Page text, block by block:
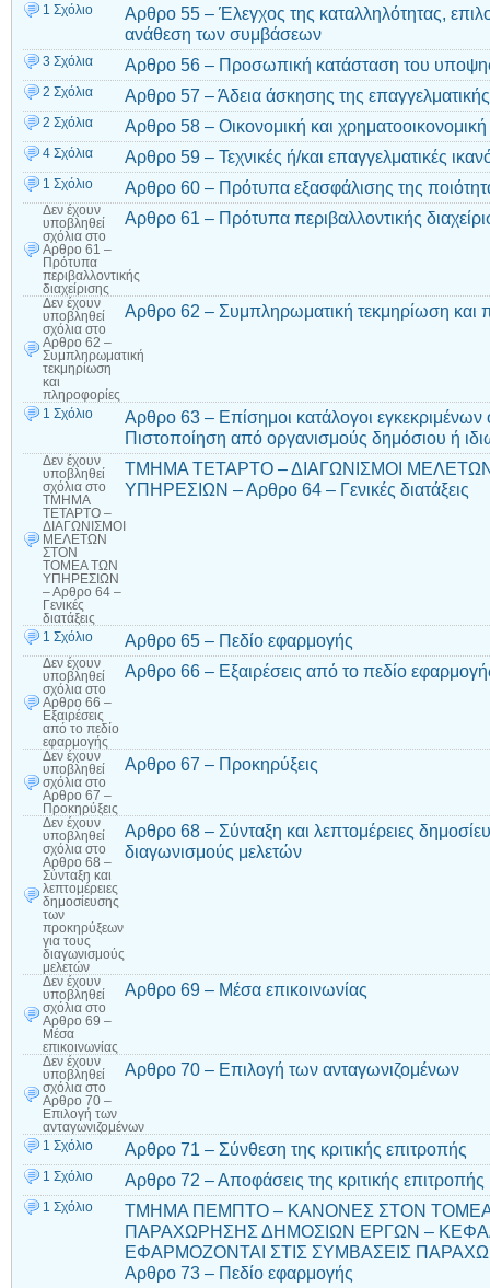
1 Σχόλιο
Αρθρο 55 – Έλεγχος της καταλληλότητας,
ανάθεση των συμβάσεων
3 Σχόλια Αρθρο 56 – Προσωπική κατάσταση του
2 Σχόλια Αρθρο 57 – Άδεια άσκησης της
2 Σχόλια Αρθρο 58 – Οικονομική και
4 Σχόλια Αρθρο 59 – Τεχνικές ή/και επαγγελματικές
1 Σχόλιο Αρθρο 60 – Πρότυπα εξασφάλισης της
Δεν έχουν
υποβληθεί
σχόλια στο
Αρθρο 61 –
Πρότυπα
περιβαλλοντικής
διαχείρισης
Αρθρο 61 – Πρότυπα περιβαλλοντικής
Δεν έχουν
υποβληθεί
σχόλια στο
Αρθρο 62 –
Συμπληρωματική
τεκμηρίωση
και
πληροφορίες
Αρθρο 62 – Συμπληρωματική τεκμηρίωση και
1 Σχόλιο
Αρθρο 63 – Επίσημοι κατάλογοι
Πιστοποίηση από οργανισμούς δημόσιου ή
Δεν έχουν
υποβληθεί
σχόλια στο
ΤΜΗΜΑ
ΤΕΤΑΡΤΟ –
ΔΙΑΓΩΝΙΣΜΟΙ
ΜΕΛΕΤΩΝ
ΣΤΟΝ
ΤΟΜΕΑ ΤΩΝ
ΥΠΗΡΕΣΙΩΝ
– Αρθρο 64 –
Γενικές
διατάξεις
ΤΜΗΜΑ ΤΕΤΑΡΤΟ – ΔΙΑΓΩΝΙΣΜΟΙ
ΥΠΗΡΕΣΙΩΝ – Αρθρο 64 – Γενικές διατάξεις
1 Σχόλιο Αρθρο 65 – Πεδίο εφαρμογής
Δεν έχουν
υποβληθεί
σχόλια στο
Αρθρο 66 –
Εξαιρέσεις
από το πεδίο
εφαρμογής
Αρθρο 66 – Εξαιρέσεις από το πεδίο
Δεν έχουν
υποβληθεί
σχόλια στο
Αρθρο 67 –
Προκηρύξεις
Αρθρο 67 – Προκηρύξεις
Δεν έχουν
υποβληθεί
σχόλια στο
Αρθρο 68 –
Σύνταξη και
λεπτομέρειες
δημοσίευσης
των
προκηρύξεων
για τους
διαγωνισμούς
μελετών
Αρθρο 68 – Σύνταξη και λεπτομέρειες
διαγωνισμούς μελετών
Δεν έχουν
υποβληθεί
σχόλια στο
Αρθρο 69 –
Μέσα
επικοινωνίας
Αρθρο 69 – Μέσα επικοινωνίας
Δεν έχουν
υποβληθεί
σχόλια στο
Αρθρο 70 –
Επιλογή των
ανταγωνιζομένων
Αρθρο 70 – Επιλογή των ανταγωνιζομένων
1 Σχόλιο Αρθρο 71 – Σύνθεση της κριτικής επιτροπής
1 Σχόλιο Αρθρο 72 – Αποφάσεις της κριτικής επιτροπής
1 Σχόλιο
ΤΜΗΜΑ ΠΕΜΠΤΟ – ΚΑΝΟΝΕΣ ΣΤΟΝ
ΠΑΡΑΧΩΡΗΣΗΣ ΔΗΜΟΣΙΩΝ ΕΡΓΩΝ –
ΕΦΑΡΜΟΖΟΝΤΑΙ ΣΤΙΣ ΣΥΜΒΑΣΕΙΣ
Αρθρο 73 – Πεδίο εφαρμογής